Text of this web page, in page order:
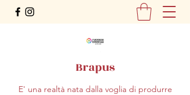
Brapus
E' una realtà nata dalla voglia di produrre